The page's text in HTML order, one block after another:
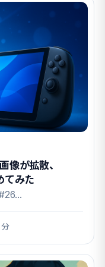
像が拡散、
てみた